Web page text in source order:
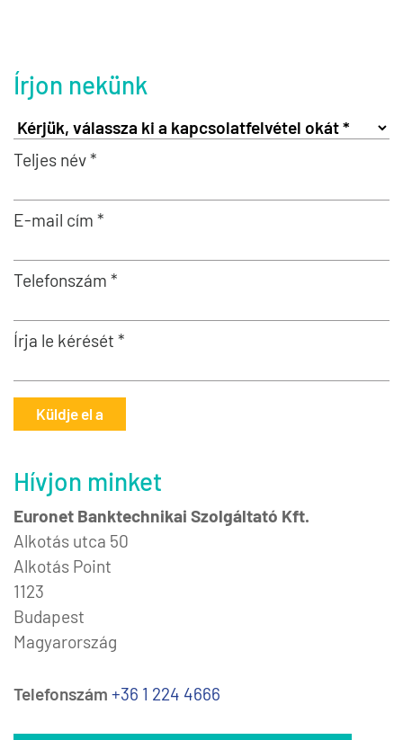
Írjon nekünk
Teljes név *
E-mail cím *
Telefonszám *
Írja le kérését *
Küldje el a
Hívjon minket
Euronet Banktechnikai Szolgáltató Kft.
Alkotás utca 50
Alkotás Point
1123
Budapest
Magyarország
Telefonszám +36 1 224 4666